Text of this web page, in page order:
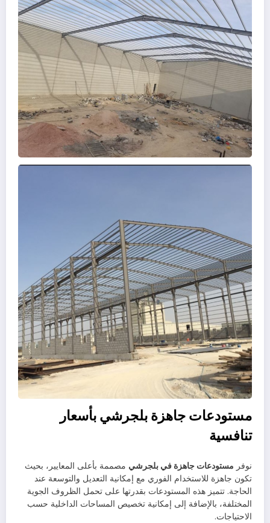
مستودعات جاهزة بلجرشي بأسعار
تنافسية
نوفر مستودعات جاهزة في بلجرشي مصممة بأعلى المعايير، بحيث
تكون جاهزة للاستخدام الفوري مع إمكانية التعديل والتوسعة عند
الحاجة. تتميز هذه المستودعات بقدرتها على تحمل الظروف الجوية
المختلفة، بالإضافة إلى إمكانية تخصيص المساحات الداخلية حسب
الاحتياجات.